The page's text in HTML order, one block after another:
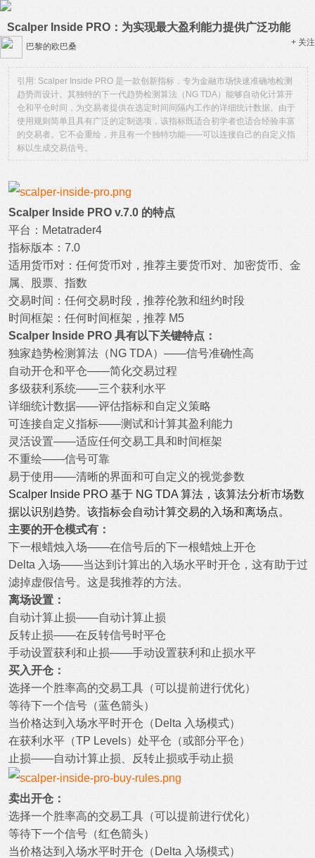
Scalper Inside PRO：为实现最大盈利能力提供广泛功能
巴黎的欧巴桑 + 关注
引用: Scalper Inside PRO 是一款创新指标，专为金融市场快速准确地检测
趋势而设计。其独特的下一代趋势检测算法（NG TDA）能够自动化计算开
仓和平仓时间，为交易者提供在选定时间间隔内工作的详细统计数据。由于
使用规则简单且具有广泛的定制选项，该指标既适合初学者也适合经验丰富
的交易者。它不会重绘，并且有一个独特功能——可以连接自己的自定义指
标以生成交易信号。
Scalper Inside PRO v.7.0 的特点
平台：Metatrader4
指标版本：7.0
适用货币对：任何货币对，推荐主要货币对、加密货币、金
属、股票、指数
交易时间：任何交易时段，推荐伦敦和纽约时段
时间框架：任何时间框架，推荐 M5
Scalper Inside PRO 具有以下关键特点：
独家趋势检测算法（NG TDA）——信号准确性高
自动开仓和平仓——简化交易过程
多级获利系统——三个获利水平
详细统计数据——评估指标和自定义策略
可连接自定义指标——测试和计算其盈利能力
灵活设置——适应任何交易工具和时间框架
不重绘——信号可靠
易于使用——清晰的界面和可自定义的视觉参数
Scalper Inside PRO 基于 NG TDA 算法，该算法分析市场数
据以识别趋势。该指标会自动计算交易的入场和离场点。
主要的开仓模式有：
下一根蜡烛入场——在信号后的下一根蜡烛上开仓
Delta 入场——当达到计算出的入场水平时开仓，这有助于过
滤掉虚假信号。这是我推荐的方法。
离场设置：
自动计算止损——自动计算止损
反转止损——在反转信号时平仓
手动设置获利和止损——手动设置获利和止损水平
买入开仓：
选择一个胜率高的交易工具（可以提前进行优化）
等待下一个信号（蓝色箭头）
当价格达到入场水平时开仓（Delta 入场模式）
在获利水平（TP Levels）处平仓（或部分平仓）
止损——自动计算止损、反转止损或手动止损
卖出开仓：
选择一个胜率高的交易工具（可以提前进行优化）
等待下一个信号（红色箭头）
当价格达到入场水平时开仓（Delta 入场模式）